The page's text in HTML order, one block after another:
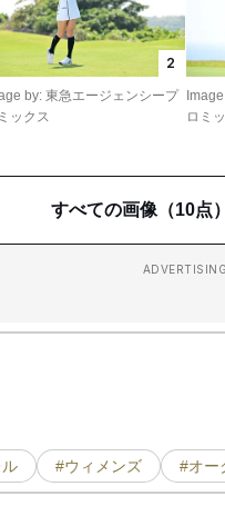
2
by: 東急エージェンシープ
ックス
ロミ
すべての画像（10点
ADVERTISING
#ウィメンズ #オー